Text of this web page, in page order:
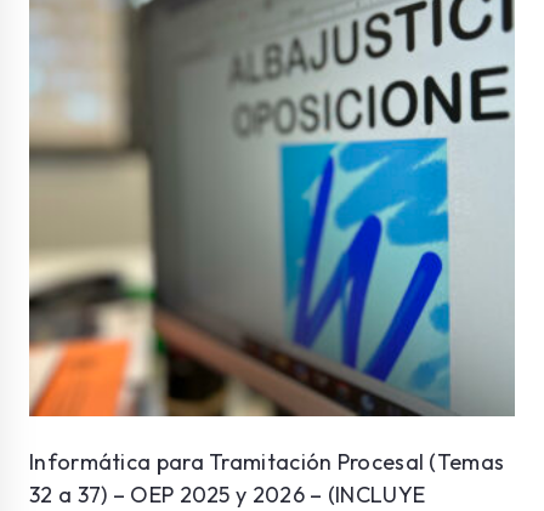
Informática para Tramitación Procesal (Temas
32 a 37) – OEP 2025 y 2026 – (INCLUYE